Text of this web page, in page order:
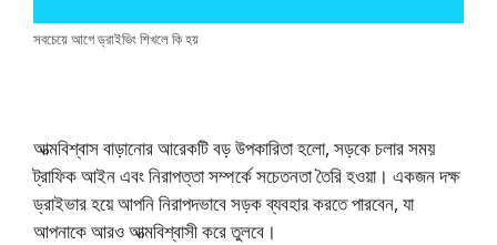
সবচেয়ে আগে ড্রাইভিং শিখলে কি হয়
আত্মবিশ্বাস বাড়ানোর আরেকটি বড় উপকারিতা হলো, সড়কে চলার সময়
ট্রাফিক আইন এবং নিরাপত্তা সম্পর্কে সচেতনতা তৈরি হওয়া। একজন দক্ষ
ড্রাইভার হয়ে আপনি নিরাপদভাবে সড়ক ব্যবহার করতে পারবেন, যা
আপনাকে আরও আত্মবিশ্বাসী করে তুলবে।